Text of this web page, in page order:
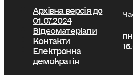
Архівна версія до
01.07.2024
Відеоматеріали
Контакти
Електронна
демократія